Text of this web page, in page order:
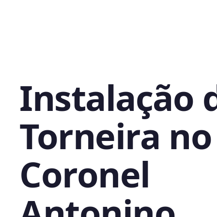
Instalação
Torneira no
Coronel